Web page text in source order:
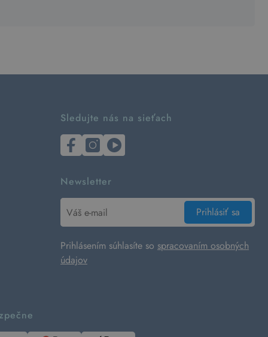
Sledujte nás na sieťach
Newsletter
Prihlásiť sa
Prihlásením súhlasíte so spracovaním osobných
údajov